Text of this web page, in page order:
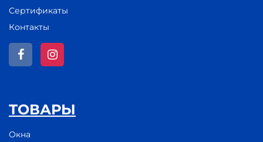
Сертификаты
Контакты
ТОВАРЫ
Окна